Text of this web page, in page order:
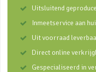
Uitsluitend
Inmeetservice aan
Uit voorraad
Direct online
Gespecialiseerd in